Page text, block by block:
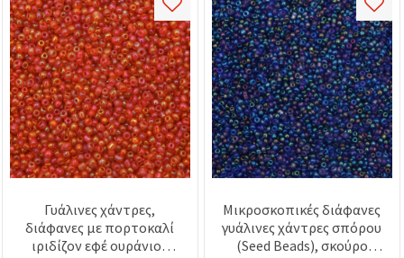
Γυάλινες χάντρες,
διάφανες με πορτοκαλί
ιριδίζον εφέ ουράνιου
Μικροσκοπικές διάφανες
γυάλινες χάντρες σπόρου
(Seed Beads), σκούρο